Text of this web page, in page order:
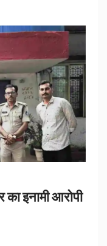
इनामी आरोपी